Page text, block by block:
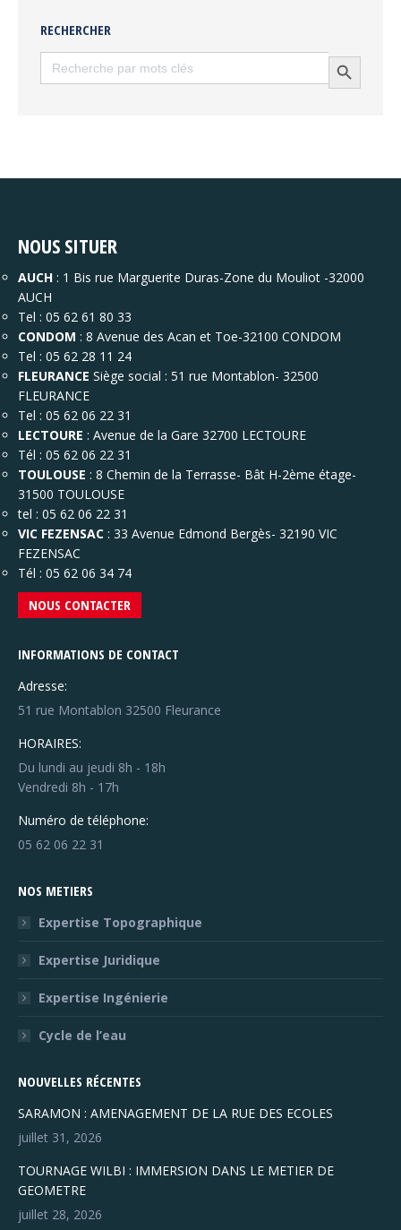
RECHERCHER
Search
for:
Search Button
NOUS SITUER
AUCH : 1 Bis rue Marguerite Duras-Zone du Mouliot -32000
AUCH
Tel : 05 62 61 80 33
CONDOM : 8 Avenue des Acan et Toe-32100 CONDOM
Tel : 05 62 28 11 24
FLEURANCE Siège social : 51 rue Montablon- 32500
FLEURANCE
Tel : 05 62 06 22 31
LECTOURE : Avenue de la Gare 32700 LECTOURE
Tél : 05 62 06 22 31
TOULOUSE : 8 Chemin de la Terrasse- Bât H-2ème étage-
31500 TOULOUSE
tel : 05 62 06 22 31
VIC FEZENSAC : 33 Avenue Edmond Bergès- 32190 VIC
FEZENSAC
Tél : 05 62 06 34 74
NOUS CONTACTER
INFORMATIONS DE CONTACT
Adresse:
51 rue Montablon 32500 Fleurance
HORAIRES:
Du lundi au jeudi 8h - 18h
Vendredi 8h - 17h
Numéro de téléphone:
05 62 06 22 31
NOS METIERS
Expertise Topographique
Expertise Juridique
Expertise Ingénierie
Cycle de l’eau
NOUVELLES RÉCENTES
SARAMON : AMENAGEMENT DE LA RUE DES ECOLES
juillet 31, 2026
TOURNAGE WILBI : IMMERSION DANS LE METIER DE
GEOMETRE
juillet 28, 2026